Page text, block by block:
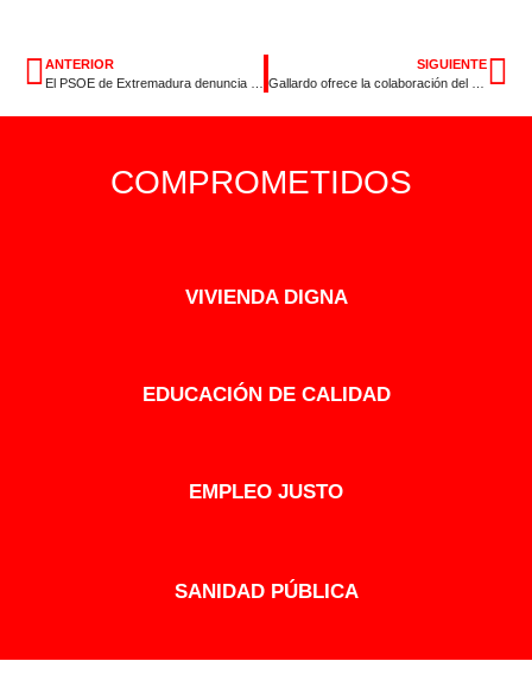
ANTERIOR
SIGUIENTE
COMPROMETIDOS
VIVIENDA DIGNA
EDUCACIÓN DE CALIDAD
EMPLEO JUSTO
SANIDAD PÚBLICA